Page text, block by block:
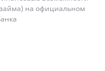
на официальном